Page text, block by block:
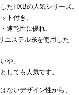
たHXBの人気シリーズ。
ト付き。
速乾性に優れ、
エステル糸を使用した
や、
しても人気です。
ないデザイン性から、